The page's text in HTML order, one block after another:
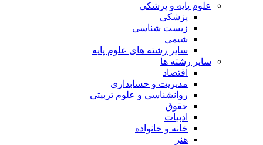
علوم پایه و پزشکی
پزشکی
زیست شناسی
شیمی
سایر رشته های علوم پایه
سایر رشته ها
اقتصاد
مدیریت و حسابداری
روانشناسی و علوم تربیتی
حقوق
ادبیات
خانه و خانواده
هنر